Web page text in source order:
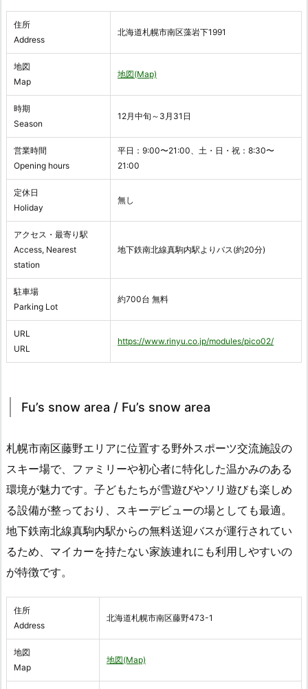
住所
Address
北海道札幌市南区藻岩下1991
地図
Map
地図(Map)
時期
Season
12月中旬～3月31日
営業時間
Opening hours
平日：9:00〜21:00、土・日・祝：8:30〜
21:00
定休日
Holiday
無し
アクセス・最寄り駅
Access, Nearest
station
地下鉄南北線真駒内駅よりバス(約20分)
駐車場
Parking Lot
約700台 無料
URL
URL
https://www.rinyu.co.jp/modules/pico02/
Fu’s snow area / Fu’s snow area
札幌市南区藤野エリアに位置する野外スポーツ交流施設の
スキー場で、ファミリーや初心者に特化した温かみのある
環境が魅力です。子どもたちが雪遊びやソリ遊びも楽しめ
る設備が整っており、スキーデビューの場としても最適。
地下鉄南北線真駒内駅からの無料送迎バスが運行されてい
るため、マイカーを持たない家族連れにも利用しやすいの
が特徴です。
住所
Address
北海道札幌市南区藤野473-1
地図
Map
地図(Map)